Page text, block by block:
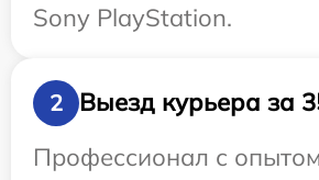
Sony PlayStation.
2
Выезд курьера за
Профессионал с